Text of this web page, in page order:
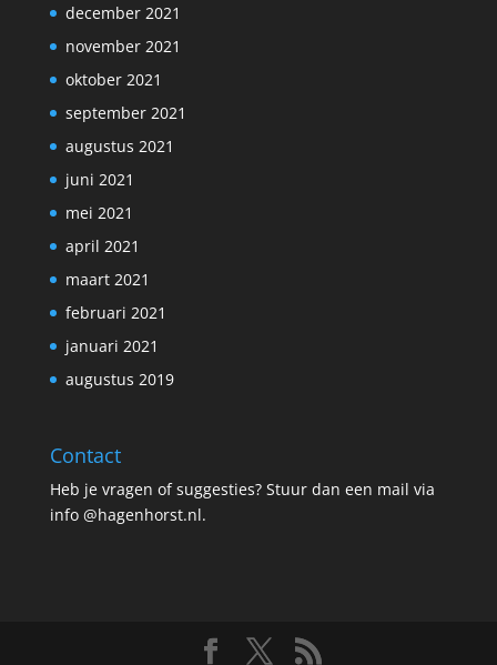
december 2021
november 2021
oktober 2021
september 2021
augustus 2021
juni 2021
mei 2021
april 2021
maart 2021
februari 2021
januari 2021
augustus 2019
Contact
Heb je vragen of suggesties? Stuur dan een mail via
info @hagenhorst.nl.